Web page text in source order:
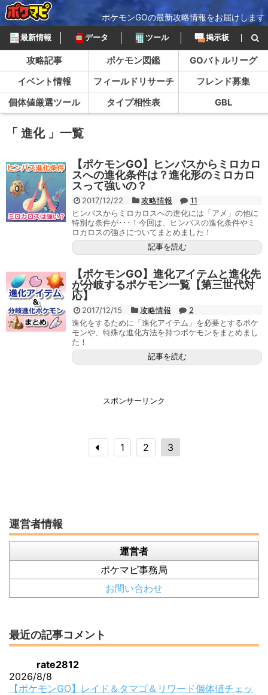
ポケモンGOの最新攻略情報をお届けします
最新情報 データ ツール 掲示板
攻略記事 ポケモン図鑑
GOバトルリーグ
イベント情報
フィールドリサーチ
フレンド募集
個体値厳選ツール
タイプ相性表 GBL
「 進化 」一覧
【ポケモンGO】ヒンバスからミロカロ
スへの進化条件は？進化形のミロカロ
スって強いの？
2017/12/22 攻略情報
11
ヒンバスからミロカロスへの進化には「アメ」の他に
特別な条件が･･･！今回は、ヒンバスの進化条件やミ
ロカロスの強さについてまとめました！
記事を読む
【ポケモンGO】進化アイテムと進化先
が分岐するポケモン一覧【第三世代対
応】
2017/12/15 攻略情報
2
進化をするために「進化アイテム」を必要とするポケ
モンや、特殊な進化方法を持つポケモンをまとめまし
た！
記事を読む
スポンサーリンク
1 2 3
運営者情報
運営者
ポケマピ事務局
お問い合わせ
最近の記事コメント
rate2812
2026/8/8
【ポケモンGO】レイド＆タマゴ＆リワード個体値チェッ